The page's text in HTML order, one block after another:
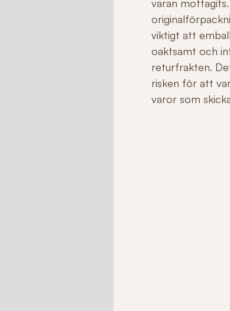
varan mottagits.
viktigt att
oaktsamt och
returfrakten.
risken för att
varor som